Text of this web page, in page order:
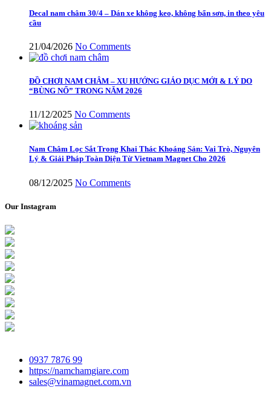
Decal nam châm 30/4 – Dán xe không keo, không bẩn sơn, in theo yêu
cầu
21/04/2026 No Comments
ĐỒ CHƠI NAM CHÂM – XU HƯỚNG GIÁO DỤC MỚI & LÝ DO
“BÙNG NỔ” TRONG NĂM 2026
11/12/2025 No Comments
Nam Châm Lọc Sắt Trong Khai Thác Khoáng Sản: Vai Trò, Nguyên
Lý & Giải Pháp Toàn Diện Từ Vietnam Magnet Cho 2026
08/12/2025 No Comments
Our Instagram
0937 7876 99
https://namchamgiare.com
sales@vinamagnet.com.vn